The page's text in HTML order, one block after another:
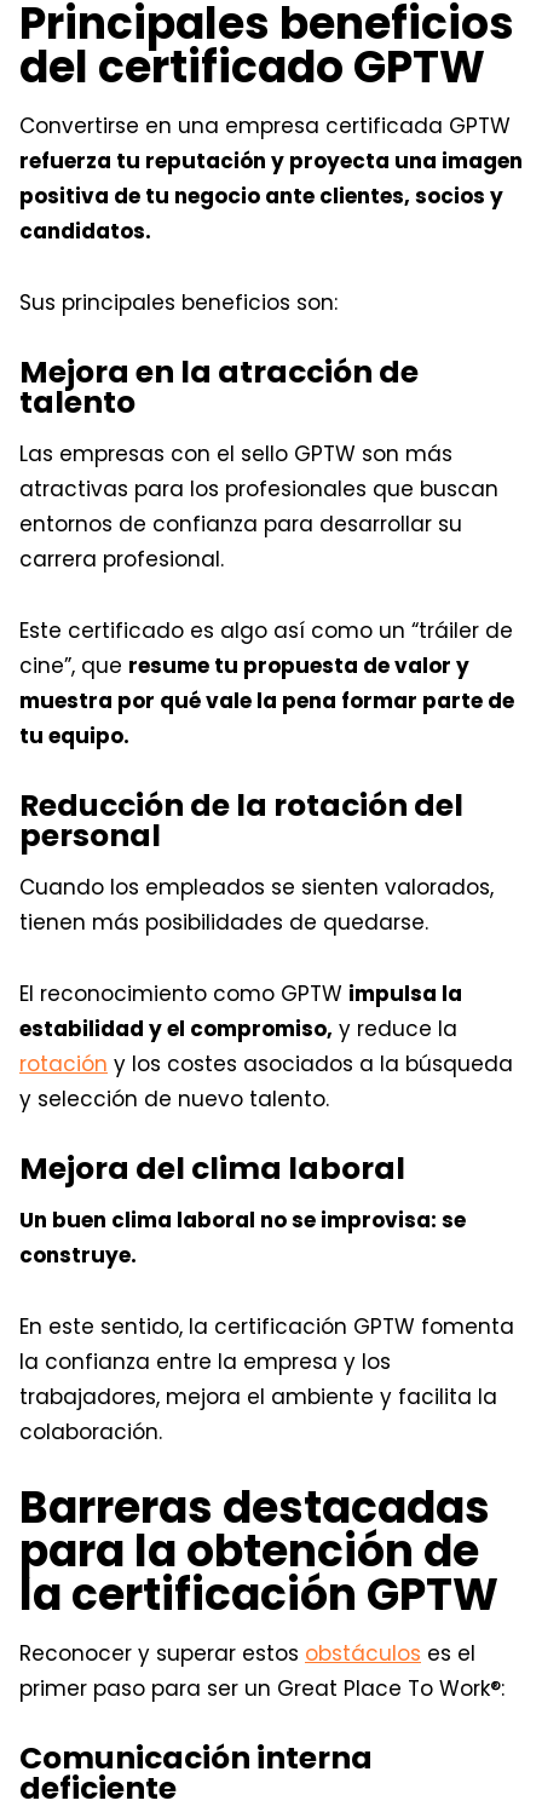
Principales beneficios
del certificado GPTW
Convertirse en una empresa certificada GPTW
refuerza tu reputación y proyecta una imagen
positiva de tu negocio ante clientes, socios y
candidatos.
Sus principales beneficios son:
Mejora en la atracción de
talento
Las empresas con el sello GPTW son más
atractivas para los profesionales que buscan
entornos de confianza para desarrollar su
carrera profesional.
Este certificado es algo así como un “tráiler de
cine”, que resume tu propuesta de valor y
muestra por qué vale la pena formar parte de
tu equipo.
Reducción de la rotación del
personal
Cuando los empleados se sienten valorados,
tienen más posibilidades de quedarse.
El reconocimiento como GPTW impulsa la
estabilidad y el compromiso, y reduce la
rotación y los costes asociados a la búsqueda
y selección de nuevo talento.
Mejora del clima laboral
Un buen clima laboral no se improvisa: se
construye.
En este sentido, la certificación GPTW fomenta
la confianza entre la empresa y los
trabajadores, mejora el ambiente y facilita la
colaboración.
Barreras destacadas
para la obtención de
la certificación GPTW
Reconocer y superar estos obstáculos es el
primer paso para ser un Great Place To Work®:
Comunicación interna
deficiente